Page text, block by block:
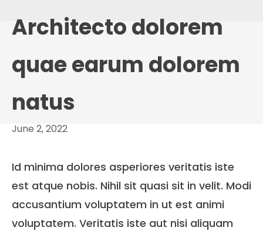
Architecto dolorem
quae earum dolorem
natus
June 2, 2022
Id minima dolores asperiores veritatis iste
est atque nobis. Nihil sit quasi sit in velit. Modi
accusantium voluptatem in ut est animi
voluptatem. Veritatis iste aut nisi aliquam